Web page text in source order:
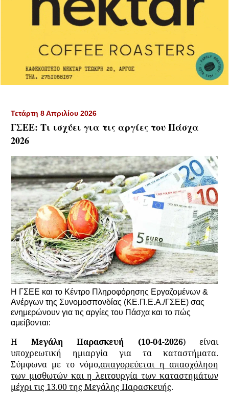
Τετάρτη 8 Απριλίου 2026
ΓΣΕΕ: Τι ισχύει για τις αργίες του Πάσχα
2026
H ΓΣΕΕ και το Κέντρο Πληροφόρησης Εργαζομένων &
Ανέργων της Συνομοσπονδίας (ΚΕ.Π.Ε.Α./ΓΣΕΕ) σας
ενημερώνουν για τις αργίες του Πάσχα και το πώς
αμείβονται:
Η Μεγάλη Παρασκευή (10-04-2026) είναι
υποχρεωτική ημιαργία για τα καταστήματα.
Σύμφωνα με το νόμο,απαγορεύεται η απασχόληση
των μισθωτών και η λειτουργία των καταστημάτων
μέχρι τις 13.00 της Μεγάλης Παρασκευής.